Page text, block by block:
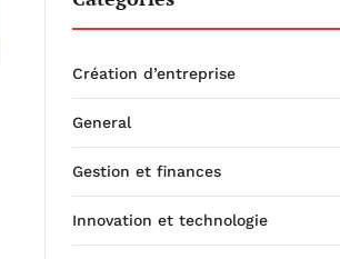
Création d’entreprise
General
Gestion et finances
Innovation et technologie